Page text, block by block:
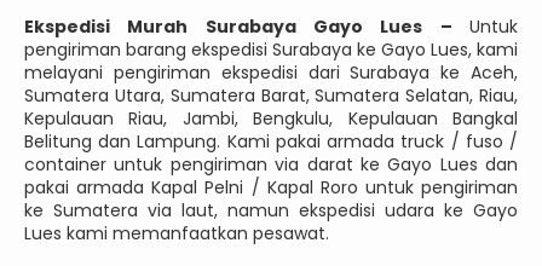
Ekspedisi Murah Surabaya Gayo Lues – Untuk
pengiriman barang ekspedisi Surabaya ke Gayo Lues, kami
melayani pengiriman ekspedisi dari Surabaya ke Aceh,
Sumatera Utara, Sumatera Barat, Sumatera Selatan, Riau,
Kepulauan Riau, Jambi, Bengkulu, Kepulauan Bangkal
Belitung dan Lampung. Kami pakai armada truck / fuso /
container untuk pengiriman via darat ke Gayo Lues dan
pakai armada Kapal Pelni / Kapal Roro untuk pengiriman
ke Sumatera via laut, namun ekspedisi udara ke Gayo
Lues kami memanfaatkan pesawat.